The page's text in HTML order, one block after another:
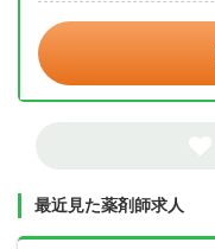
最近見た薬剤師求人